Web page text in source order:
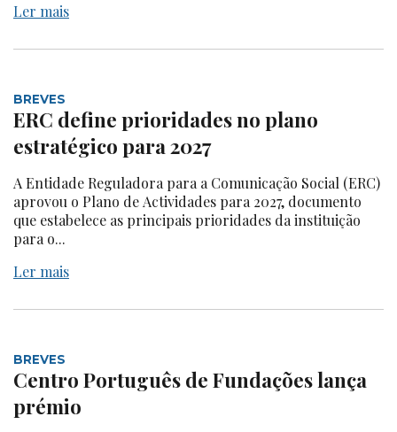
Ler mais
BREVES
ERC define prioridades no plano
estratégico para 2027
A Entidade Reguladora para a Comunicação Social (ERC)
aprovou o Plano de Actividades para 2027, documento
que estabelece as principais prioridades da instituição
para o...
Ler mais
BREVES
Centro Português de Fundações lança
prémio